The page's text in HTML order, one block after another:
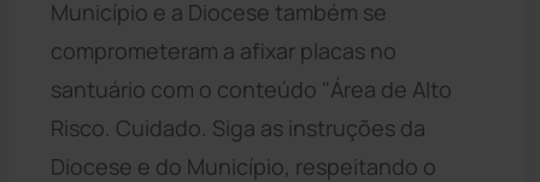
Município e a Diocese também se
comprometeram a afixar placas no
santuário com o conteúdo "Área de Alto
Risco. Cuidado. Siga as instruções da
Diocese e do Município, respeitando o